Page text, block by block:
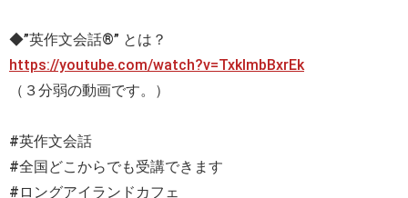
◆”英作文会話®” とは？
https://youtube.com/watch?v=TxklmbBxrEk
（３分弱の動画です。）
#英作文会話
#全国どこからでも受講できます
#ロングアイランドカフェ